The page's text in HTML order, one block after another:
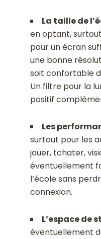
La taille de
en optant,
pour un écran
une bonne
soit confortable
Un filtre pour la
positif
Les
surtout pour les
jouer, tchater,
éventuellement
l’école sans
connexion.
L’espace de
éventuellement